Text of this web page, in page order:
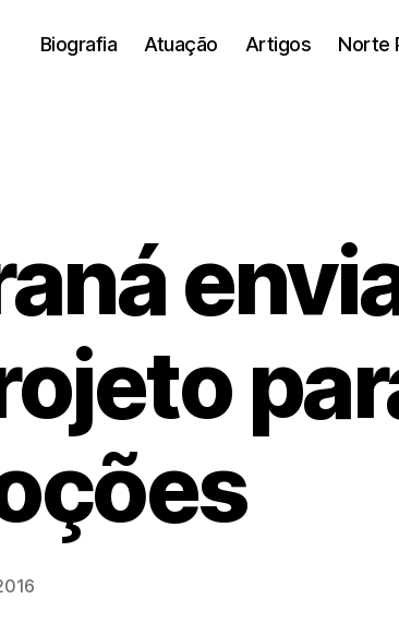
Biografia Atuação Artigos Norte